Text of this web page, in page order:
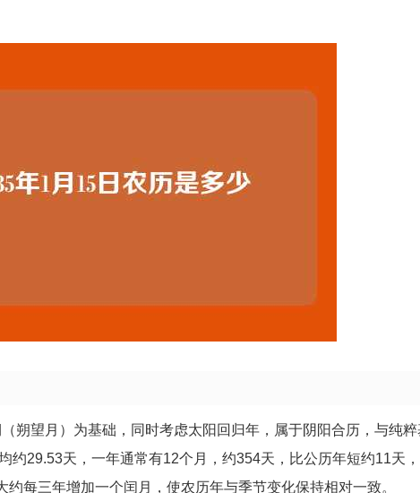
朔望月）为基础，同时考虑太阳回归年，属于阴阳合历，与纯
约29.53天，一年通常有12个月，约354天，比公历年短约11天
每三年增加一个闰月，使农历年与季节变化保持相对一致。